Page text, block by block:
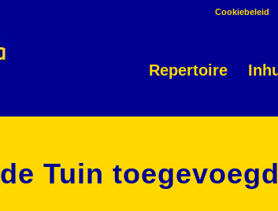
Cookiebeleid
Repertoire
Tuin